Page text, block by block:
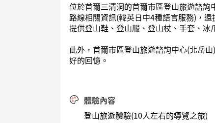
位於首爾三清洞的首爾市區登山旅遊諮
路線相關資訊(韓英日中4種語言服務)，
提供登山鞋、登山服、登山杖、手套、
此外，首爾市區登山旅遊諮詢中心(北岳
好的回憶。
體驗內容
登山旅遊體驗(10人左右的導覽之旅)